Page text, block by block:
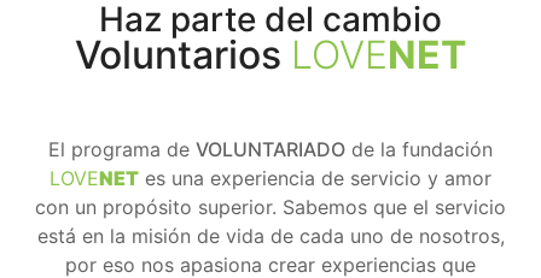
Haz parte del cambio
Voluntarios LOVENET
El programa de VOLUNTARIADO de la fundación
LOVENET es una experiencia de servicio y amor
con un propósito superior. Sabemos que el servicio
está en la misión de vida de cada uno de nosotros,
por eso nos apasiona crear experiencias que